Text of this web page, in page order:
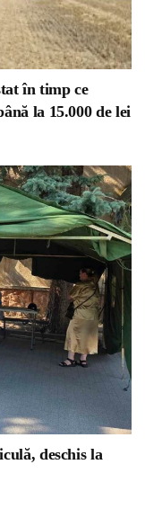
în timp ce
la 15.000 de lei
deschis la